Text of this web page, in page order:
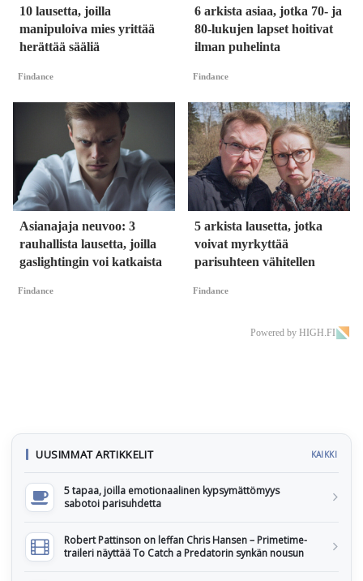
10 lausetta, joilla
manipuloiva mies yrittää
herättää sääliä
Findance
6 arkista asiaa, jotka 70- ja
80-lukujen lapset hoitivat
ilman puhelinta
Findance
Asianajaja neuvoo: 3
rauhallista lausetta, joilla
gaslightingin voi katkaista
Findance
5 arkista lausetta, jotka
voivat myrkyttää
parisuhteen vähitellen
Findance
Powered by HIGH.FI
UUSIMMAT ARTIKKELIT KAIKKI
5 tapaa, joilla emotionaalinen kypsymättömyys
sabotoi parisuhdetta
Robert Pattinson on leffan Chris Hansen – Primetime-
traileri näyttää To Catch a Predatorin synkän nousun